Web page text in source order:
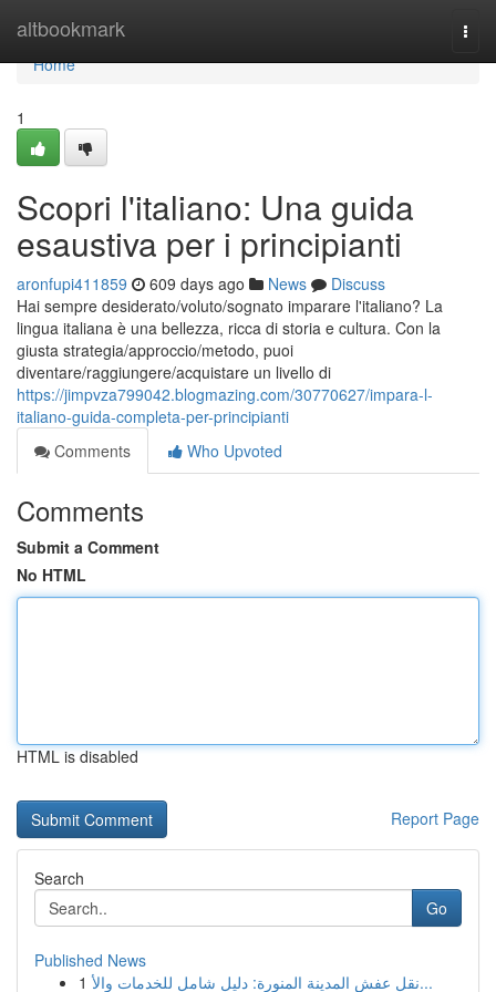
altbookmark
Home
Home
1
Scopri l'italiano: Una guida
esaustiva per i principianti
aronfupi411859 609 days ago News
Discuss
Hai sempre desiderato/voluto/sognato imparare l'italiano? La
lingua italiana è una bellezza, ricca di storia e cultura. Con la
giusta strategia/approccio/metodo, puoi
diventare/raggiungere/acquistare un livello di
https://jimpvza799042.blogmazing.com/30770627/impara-l-
italiano-guida-completa-per-principianti
Comments
Who Upvoted
Comments
Submit a Comment
No HTML
HTML is disabled
Report Page
Search
Go
Published News
1
نقل عفش المدينة المنورة: دليل شامل للخدمات والأ...